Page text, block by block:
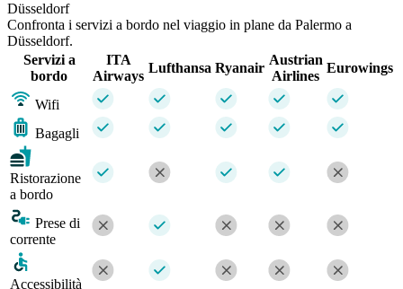
Düsseldorf
Confronta i servizi a bordo nel viaggio in plane da Palermo a
Düsseldorf.
Servizi a
bordo
ITA
Airways
Lufthansa Ryanair
Austrian
Airlines
Eurowings
Wifi
Bagagli
Ristorazione
a bordo
Prese di
corrente
Accessibilità